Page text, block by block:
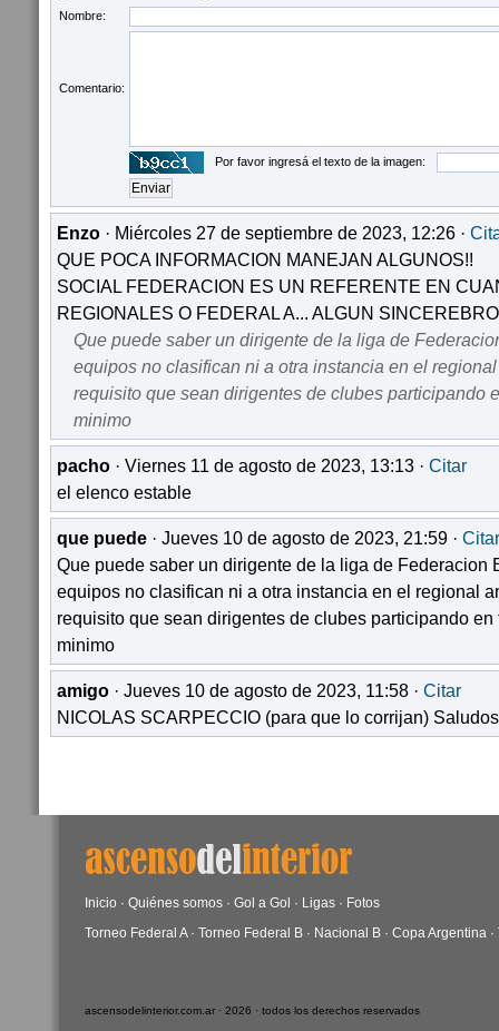
Nombre:
Comentario:
Por favor ingresá el texto de la imagen:
Enzo · Miércoles 27 de septiembre de 2023, 12:26 ·
QUE POCA INFORMACION MANEJAN ALGUNOS!!
SOCIAL FEDERACION ES UN REFERENTE EN
REGIONALES O FEDERAL A... ALGUN
Que puede saber un dirigente de la liga de
equipos no clasifican ni a otra instancia en el
requisito que sean dirigentes de clubes participando
minimo
pacho · Viernes 11 de agosto de 2023, 13:13 · Citar
el elenco estable
que puede · Jueves 10 de agosto de 2023, 21:59 · Citar
Que puede saber un dirigente de la liga de Federacion
equipos no clasifican ni a otra instancia en el regional
requisito que sean dirigentes de clubes participando en
minimo
amigo · Jueves 10 de agosto de 2023, 11:58 · Citar
NICOLAS SCARPECCIO (para que lo corrijan) Saludos
Inicio · Quiénes somos · Gol a Gol · Ligas · Fotos
Torneo Federal A· Torneo Federal B · Nacional B · Copa Argentina ·
ascensodelinterior.com.ar · 2026 · todos los derechos reservados